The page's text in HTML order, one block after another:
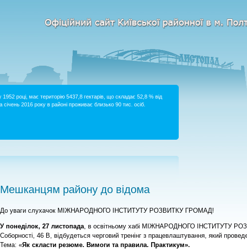
році, має територію 5437,8 гектарів, що складає 52,8 % від
2016 року в районі проживає близько 90 тис. осіб.
Мешканцям району до відома
До уваги слухачок МІЖНАРОДНОГО ІНСТИТУТУ РОЗВИТКУ ГРОМАД!
У понеділок, 27 листопада , в освітньому хабі МІЖНАРОДНОГО ІНСТИТУТУ
Соборності, 46 В, відбудеться черговий тренінг з працевлаштування, який
Тема: «Як скласти резюме. Вимоги та правила. Практикум».